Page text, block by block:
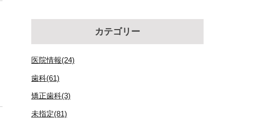
カテゴリー
医院情報(24)
歯科(61)
矯正歯科(3)
未指定(81)